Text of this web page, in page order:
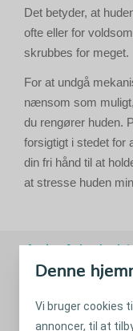
Denne
Vi bruger cookies
annoncer, til at
Det betyder, at
ofte eller for
skrubbes for meget.
For at undgå
nænsom som
du rengører huden.
forsigtigt i stedet for
din fri hånd til at
at stresse huden